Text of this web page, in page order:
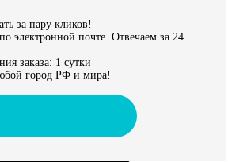
за пару кликов!
электронной почте. Отвечаем за 24
заказа: 1 сутки
город РФ и мира!